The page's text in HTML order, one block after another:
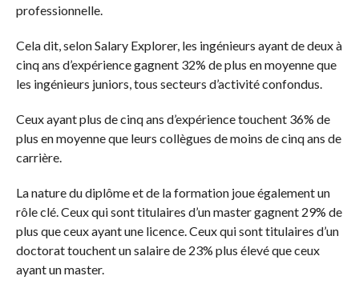
professionnelle.
Cela dit, selon Salary Explorer, les ingénieurs ayant de deux à
cinq ans d’expérience gagnent 32% de plus en moyenne que
les ingénieurs juniors, tous secteurs d’activité confondus.
Ceux ayant plus de cinq ans d’expérience touchent 36% de
plus en moyenne que leurs collègues de moins de cinq ans de
carrière.
La nature du diplôme et de la formation joue également un
rôle clé. Ceux qui sont titulaires d’un master gagnent 29% de
plus que ceux ayant une licence. Ceux qui sont titulaires d’un
doctorat touchent un salaire de 23% plus élevé que ceux
ayant un master.